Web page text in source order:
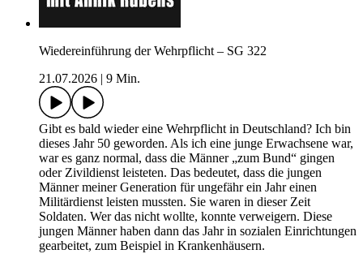
Wiedereinführung der Wehrpflicht – SG 322
21.07.2026
9 Min.
Gibt es bald wieder eine Wehrpflicht in Deutschland? Ich bin
dieses Jahr 50 geworden. Als ich eine junge Erwachsene war,
war es ganz normal, dass die Männer „zum Bund“ gingen
oder Zivildienst leisteten. Das bedeutet, dass die jungen
Männer meiner Generation für ungefähr ein Jahr einen
Militärdienst leisten mussten. Sie waren in dieser Zeit
Soldaten. Wer das nicht wollte, konnte verweigern. Diese
jungen Männer haben dann das Jahr in sozialen Einrichtungen
gearbeitet, zum Beispiel in Krankenhäusern.